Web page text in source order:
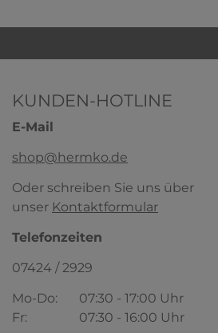
KUNDEN-HOTLINE
E-Mail
shop@hermko.de
Oder schreiben Sie uns über
unser Kontaktformular
Telefonzeiten
07424 / 2929
Mo-Do:
07:30 - 17:00 Uhr
Fr:
07:30 - 16:00 Uhr